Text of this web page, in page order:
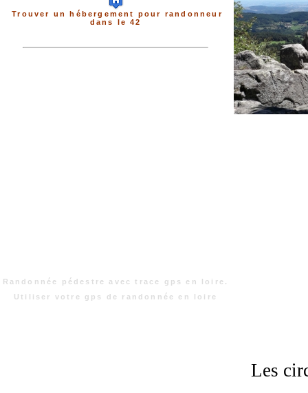
Trouver un hébergement pour randonneur
dans le 42
Randonnée pédestre avec trace gps en loire.
Utiliser votre gps de randonnée en loire
Les